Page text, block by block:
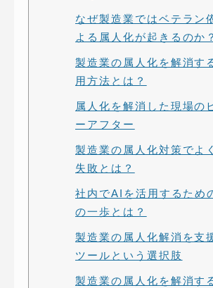
なぜ製造業ではベテラン
よる属人化が起きるのか？
製造業の属人化を解消す
用方法とは？
属人化を解消した現場の
ーアフター
製造業の属人化対策でよ
失敗とは？
社内でAIを活用するため
の一歩とは？
製造業の属人化解消を支
ツールという選択肢
製造業の属人化を解消す